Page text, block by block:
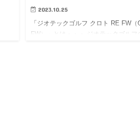
2023.10.25
「ジオテックゴルフ クロト RE FW（
FW）」とは・・・ ジオテックゴルフ